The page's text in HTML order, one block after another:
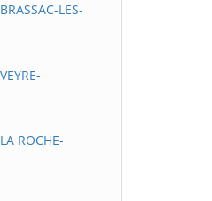
LES-
ROCHE-